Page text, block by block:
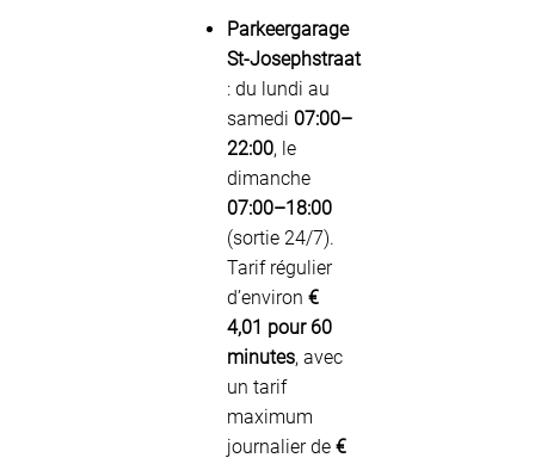
Parkeergarage
St‑Josephstraat
: du lundi au
samedi 07:00–
22:00, le
dimanche
07:00–18:00
(sortie 24/7).
Tarif régulier
d’environ €
4,01 pour 60
minutes, avec
un tarif
maximum
journalier de €